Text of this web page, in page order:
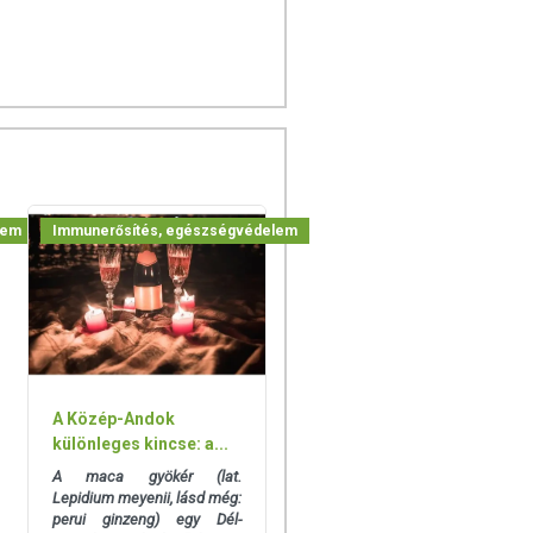
Immunerősítés, egészségvédelem
A Közép-Andok
különleges kincse: a...
A maca gyökér (lat.
Lepidium meyenii, lásd még:
perui ginzeng) egy Dél-